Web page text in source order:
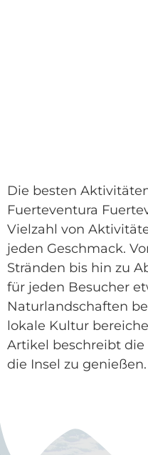
Die besten
Fuerteventura
Vielzahl von
jeden Geschmack.
Stränden bis hin zu
für jeden Besucher
Naturlandschaften
lokale Kultur
Artikel beschreibt
die Insel zu